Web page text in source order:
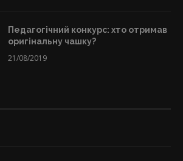
Педагогічний конкурс: хто отримав
оригінальну чашку?
21/08/2019